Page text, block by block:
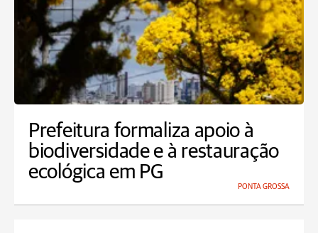
Prefeitura formaliza apoio à
biodiversidade e à restauração
ecológica em PG
PONTA GROSSA